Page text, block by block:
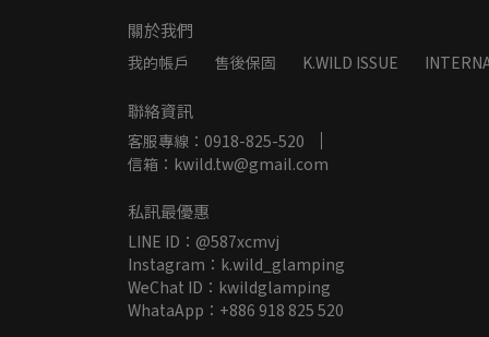
關於我們
我的帳戶 售後保固 K.WILD ISSUE
聯絡資訊
客服專線：0918-825-520
信箱：kwild.tw@gmail.com
私訊最優惠
LINE ID：@587xcmvj
Instagram：k.wild_glamping
WeChat ID：kwildglamping
WhataApp：+886 918 825 520